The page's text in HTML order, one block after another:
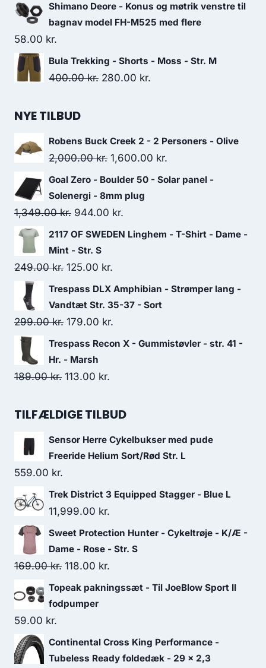
Shimano Deore - Konus og møtrik venstre til
bagnav model FH-M525 med flere
58.00 kr.
Bula Trekking - Shorts - Moss - Str. M
400.00kr. Original
280.00 kr.
NYE TILBUD
Robens Buck Creek 2 - 2 Personers - Olive
2,000.00kr. Original
price
was:
2,000.00 kr..
1,600.00 kr.
price
Goal Zero - Boulder 50 - Solar panel -
Solenergi - 8mm plug
1,349.00kr. Original
price
was:
1,349.00 kr..
944.00 kr.
price
2117 OF SWEDEN Linghem - T-Shirt - Dame -
Mint - Str. S
249.00kr. Original
price
was:
249.00 kr..
125.00 kr.
price
is:
Trespass DLX Amphibian - Strømper lang -
Vandtæt Str. 35-37 - Sort
299.00kr. Original
price
was:
299.00 kr..
179.00 kr.
price
Trespass Recon X - Gummistøvler - str. 41 -
Hr. - Marsh
189.00kr. Original
was:
113.00 kr.
is:
TILFÆLDIGE TILBUD
Sensor Herre Cykelbukser med pude
Freeride Helium Sort/Rød Str. L
559.00 kr.
Trek District 3 Equipped Stagger - Blue L
11,999.00 kr.
Sweet Protection Hunter - Cykeltrøje - K/Æ -
Dame - Rose - Str. S
169.00kr. Original
price
was:
118.00 kr.
price
Topeak pakningssæt - Til JoeBlow Sport II
fodpumper
59.00 kr.
Continental Cross King Performance -
Tubeless Ready foldedæk - 29 x 2,3